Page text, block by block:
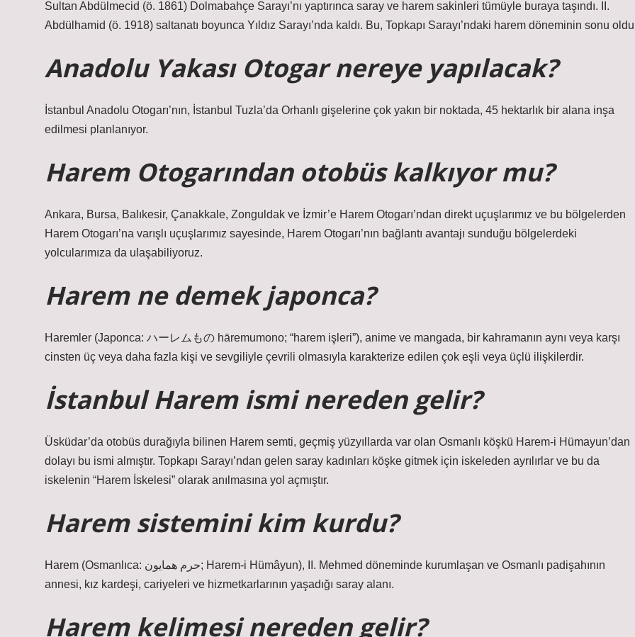
Sultan Abdülmecid (ö. 1861) Dolmabahçe Sarayı’nı yaptırınca saray ve harem sakinleri tümüyle buraya taşındı. II.
Abdülhamid (ö. 1918) saltanatı boyunca Yıldız Sarayı’nda kaldı. Bu, Topkapı Sarayı’ndaki harem döneminin sonu
Anadolu Yakası Otogar nereye yapılacak?
İstanbul Anadolu Otogarı’nın, İstanbul Tuzla’da Orhanlı gişelerine çok yakın bir noktada, 45 hektarlık bir alana inşa
edilmesi planlanıyor.
Harem Otogarından otobüs kalkıyor mu?
Ankara, Bursa, Balıkesir, Çanakkale, Zonguldak ve İzmir’e Harem Otogarı’ndan direkt uçuşlarımız ve bu bölgelerden
Harem Otogarı’na varışlı uçuşlarımız sayesinde, Harem Otogarı’nın bağlantı avantajı sunduğu bölgelerdeki
yolcularımıza da ulaşabiliyoruz.
Harem ne demek japonca?
Haremler (Japonca: ハーレムもの hāremumono; “harem işleri”), anime ve mangada, bir kahramanın aynı veya karşı
cinsten üç veya daha fazla kişi ve sevgiliyle çevrili olmasıyla karakterize edilen çok eşli veya üçlü ilişkilerdir.
İstanbul Harem ismi nereden gelir?
Üsküdar’da otobüs durağıyla bilinen Harem semti, geçmiş yüzyıllarda var olan Osmanlı köşkü Harem-i Hümayun’dan
dolayı bu ismi almıştır. Topkapı Sarayı’ndan gelen saray kadınları köşke gitmek için iskeleden ayrılırlar ve bu da
iskelenin “Harem İskelesi” olarak anılmasına yol açmıştır.
Harem sistemini kim kurdu?
Harem (Osmanlıca: حرم همايون; Harem-i Hümâyun), II. Mehmed döneminde kurumlaşan ve Osmanlı padişahının
annesi, kız kardeşi, cariyeleri ve hizmetkarlarının yaşadığı saray alanı.
Harem kelimesi nereden gelir?